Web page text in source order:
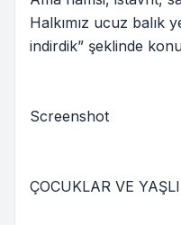
Halkımız ucuz balık
indirdik” şeklinde
Screenshot
ÇOCUKLAR VE